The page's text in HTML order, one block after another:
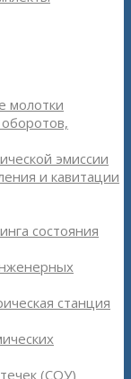
молотки
эмиссии
и кавитации
состояния
станция
(СОУ)